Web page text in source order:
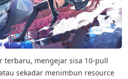
terbaru, mengejar sisa 10-pull
sekadar menimbun resource